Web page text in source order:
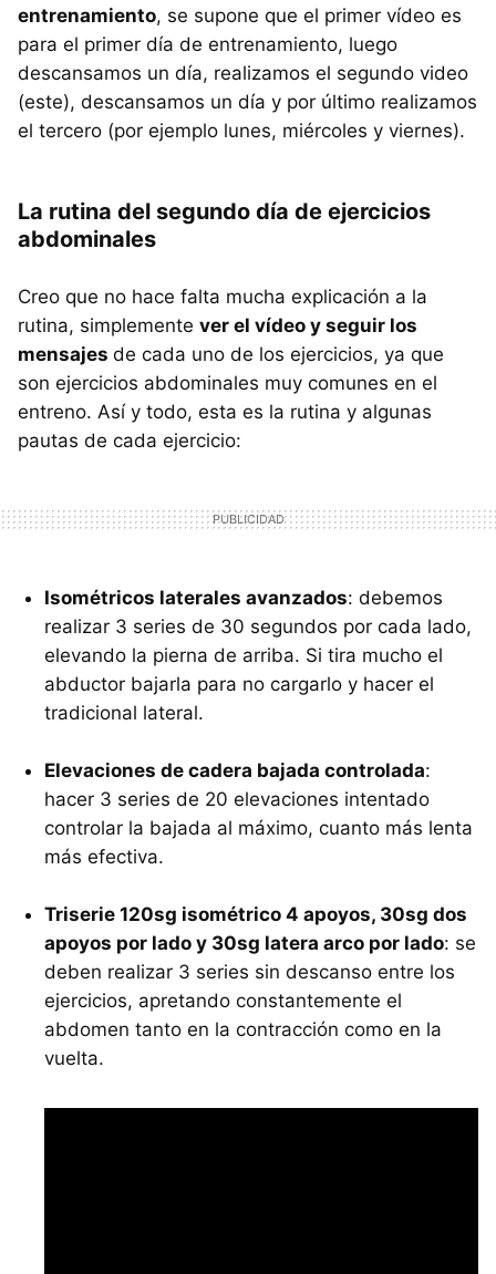
entrenamiento, se supone que el primer vídeo es
para el primer día de entrenamiento, luego
descansamos un día, realizamos el segundo video
(este), descansamos un día y por último realizamos
el tercero (por ejemplo lunes, miércoles y viernes).
La rutina del segundo día de ejercicios
abdominales
Creo que no hace falta mucha explicación a la
rutina, simplemente ver el vídeo y seguir los
mensajes de cada uno de los ejercicios, ya que
son ejercicios abdominales muy comunes en el
entreno. Así y todo, esta es la rutina y algunas
pautas de cada ejercicio:
Isométricos laterales avanzados: debemos
realizar 3 series de 30 segundos por cada lado,
elevando la pierna de arriba. Si tira mucho el
abductor bajarla para no cargarlo y hacer el
tradicional lateral.
Elevaciones de cadera bajada controlada:
hacer 3 series de 20 elevaciones intentado
controlar la bajada al máximo, cuanto más lenta
más efectiva.
Triserie 120sg isométrico 4 apoyos, 30sg dos
apoyos por lado y 30sg latera arco por lado: se
deben realizar 3 series sin descanso entre los
ejercicios, apretando constantemente el
abdomen tanto en la contracción como en la
vuelta.